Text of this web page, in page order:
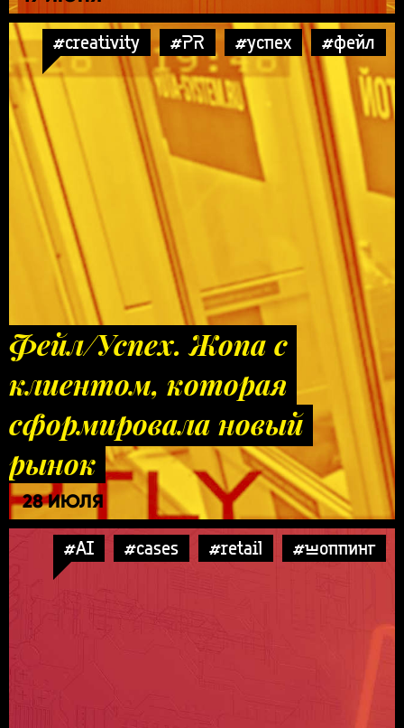
#creativity #PR #успех #фейл
Фейл/Успех. Жопа с
клиентом, которая
сформировала новый
рынок
28 ИЮЛЯ
#AI #cases #retail #шоппинг